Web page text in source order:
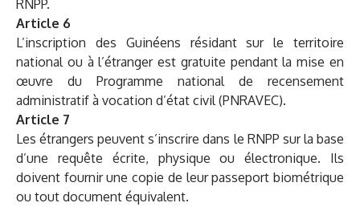
RNPP.
Article 6
L’inscription des Guinéens résidant sur le territoire
national ou à l’étranger est gratuite pendant la mise en
œuvre du Programme national de recensement
administratif à vocation d’état civil (PNRAVEC).
Article 7
Les étrangers peuvent s’inscrire dans le RNPP sur la base
d’une requête écrite, physique ou électronique. Ils
doivent fournir une copie de leur passeport biométrique
ou tout document équivalent.